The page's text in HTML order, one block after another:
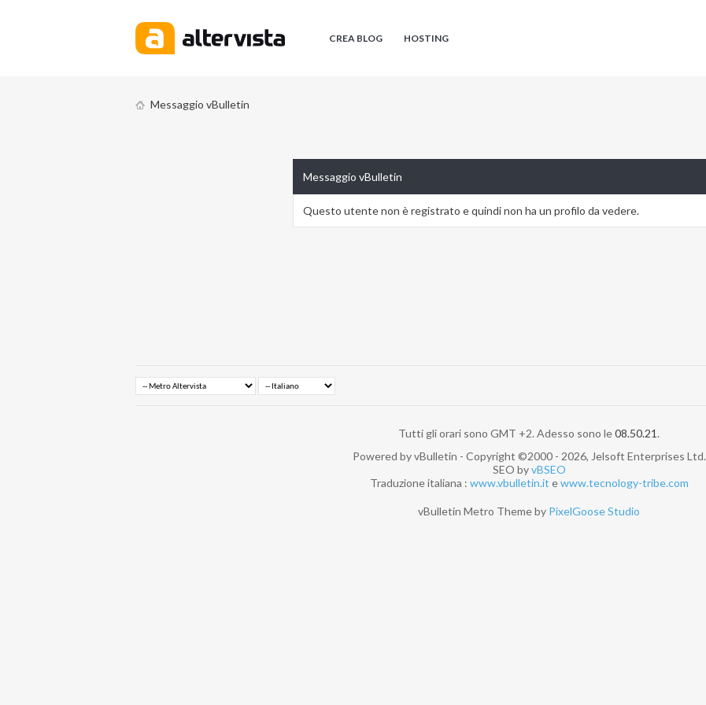
CREA BLOG HOSTING
Messaggio vBulletin
Messaggio vBulletin
Questo utente non è registrato e quindi non ha un profilo da vedere.
Tutti gli orari sono GMT +2. Adesso sono le08.50.21.
Powered by vBulletin - Copyright ©2000 - 2026, Jelsoft Enterprises Ltd.
SEO byvBSEO
Traduzione italiana : www.vbulletin.it ewww.tecnology-tribe.com
vBulletin Metro Theme by PixelGoose Studio